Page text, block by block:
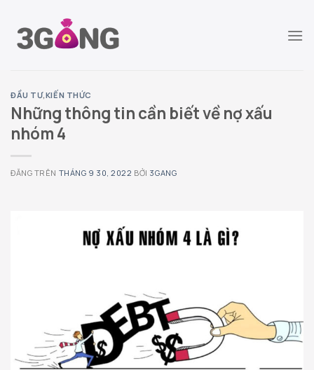
đến
ĐẦU TƯ,KIẾN THỨC
Những thông tin cần biết về nợ xấu
nhóm 4
ĐĂNG TRÊN THÁNG 9 30, 2022 BỞI 3GANG